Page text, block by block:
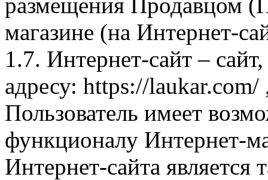
магазине (на Интернет-
1.7. Интернет-сайт –
адресу: https://laukar.com/
Пользователь имеет
функционалу Интернет-
Интернет-сайта